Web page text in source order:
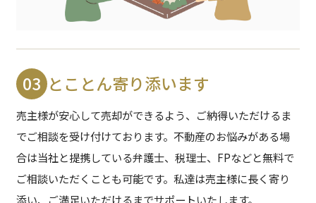
03 とことん寄り添います
売主様が安心して売却ができるよう、ご納得いただけるま
でご相談を受け付けております。 不動産のお悩みがある場
合は当社と提携している弁護士、税理士、FPなどと無料で
ご相談いただくことも可能です。 私達は売主様に長く寄り
添い、ご満足いただけるまでサポートいたします。